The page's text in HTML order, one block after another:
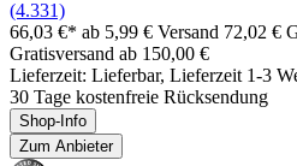
(4.331)
66,03 €* ab 5,99 € Versand 72,02 €
Gratisversand ab 150,00 €
Lieferzeit: Lieferbar, Lieferzeit 1-3
30 Tage kostenfreie Rücksendung
Shop-Info
Zum Anbieter